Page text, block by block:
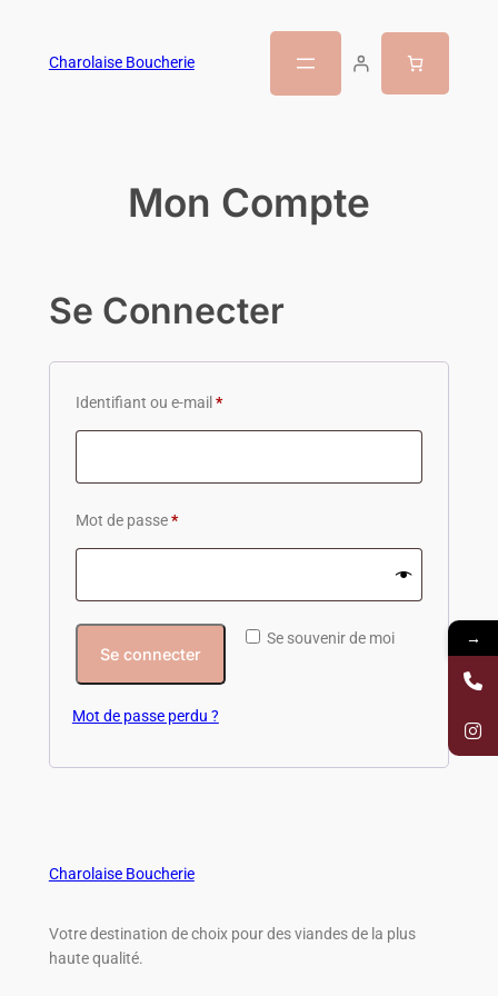
Charolaise Boucherie
Mon Compte
Se Connecter
Identifiant ou e-mail *
Mot de passe*
Se souvenir de moi
Se connecter
Mot de passe perdu ?
Charolaise Boucherie
Votre destination de choix pour des viandes de la plus
haute qualité.
→